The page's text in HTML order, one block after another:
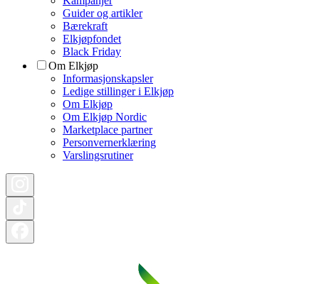
Guider og artikler
Bærekraft
Elkjøpfondet
Black Friday
Om Elkjøp
Informasjonskapsler
Ledige stillinger i Elkjøp
Om Elkjøp
Om Elkjøp Nordic
Marketplace partner
Personvernerklæring
Varslingsrutiner